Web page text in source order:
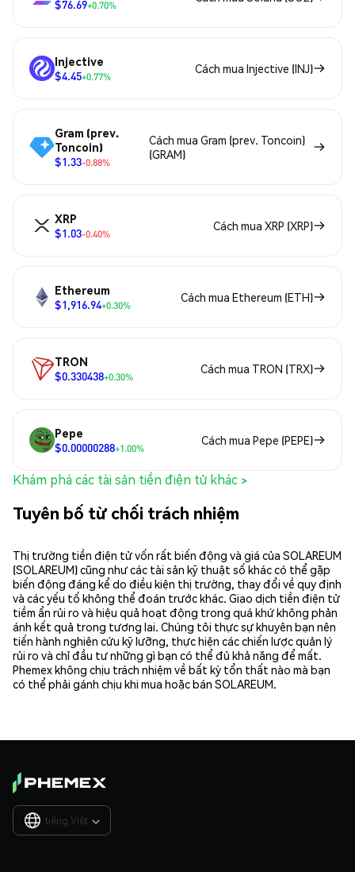
$76.69+0.70%
Injective
$4.45+0.77%
Cách mua Injective (INJ)
Gram (prev.
Toncoin)
$1.33-0.88%
Cách mua Gram (prev. Toncoin)
(GRAM)
XRP
$1.03-0.40%
Cách mua XRP (XRP)
Ethereum
$1,916.94+0.30%
Cách mua Ethereum (ETH)
TRON
$0.330438+0.30%
Cách mua TRON (TRX)
Pepe
$0.00000288+1.00%
Cách mua Pepe (PEPE)
Khám phá các tài sản tiền điện tử khác >
Tuyên bố từ chối trách nhiệm
Thị trường tiền điện tử vốn rất biến động và giá của SOLAREUM
(SOLAREUM) cũng như các tài sản kỹ thuật số khác có thể gặp
biến động đáng kể do điều kiện thị trường, thay đổi về quy định
và các yếu tố không thể đoán trước khác. Giao dịch tiền điện tử
tiềm ẩn rủi ro và hiệu quả hoạt động trong quá khứ không phản
ánh kết quả trong tương lai. Chúng tôi thực sự khuyên bạn nên
tiến hành nghiên cứu kỹ lưỡng, thực hiện các chiến lược quản lý
rủi ro và chỉ đầu tư những gì bạn có thể đủ khả năng để mất.
Phemex không chịu trách nhiệm về bất kỳ tổn thất nào mà bạn
có thể phải gánh chịu khi mua hoặc bán SOLAREUM.
tiếng Việt 